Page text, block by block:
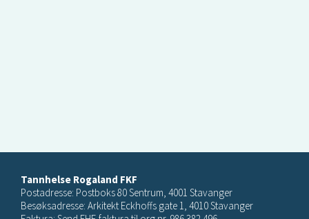
Tannhelse Rogaland FKF
Postadresse: Postboks 80 Sentrum, 4001 Stavanger
Besøksadresse: Arkitekt Eckhoffs gate 1, 4010 Stavanger